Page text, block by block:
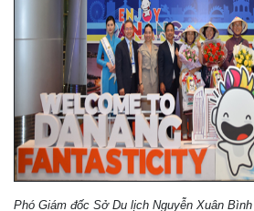
Phó Giám đốc Sở Du lịch Nguyễn Xuân